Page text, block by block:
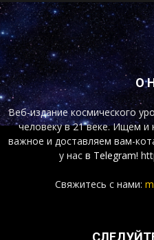
О
Веб-издание космического
человеку в 21 веке. Ищем и
важное и доставляем вам-
у нас в Telegram!
Свяжитесь с нами: